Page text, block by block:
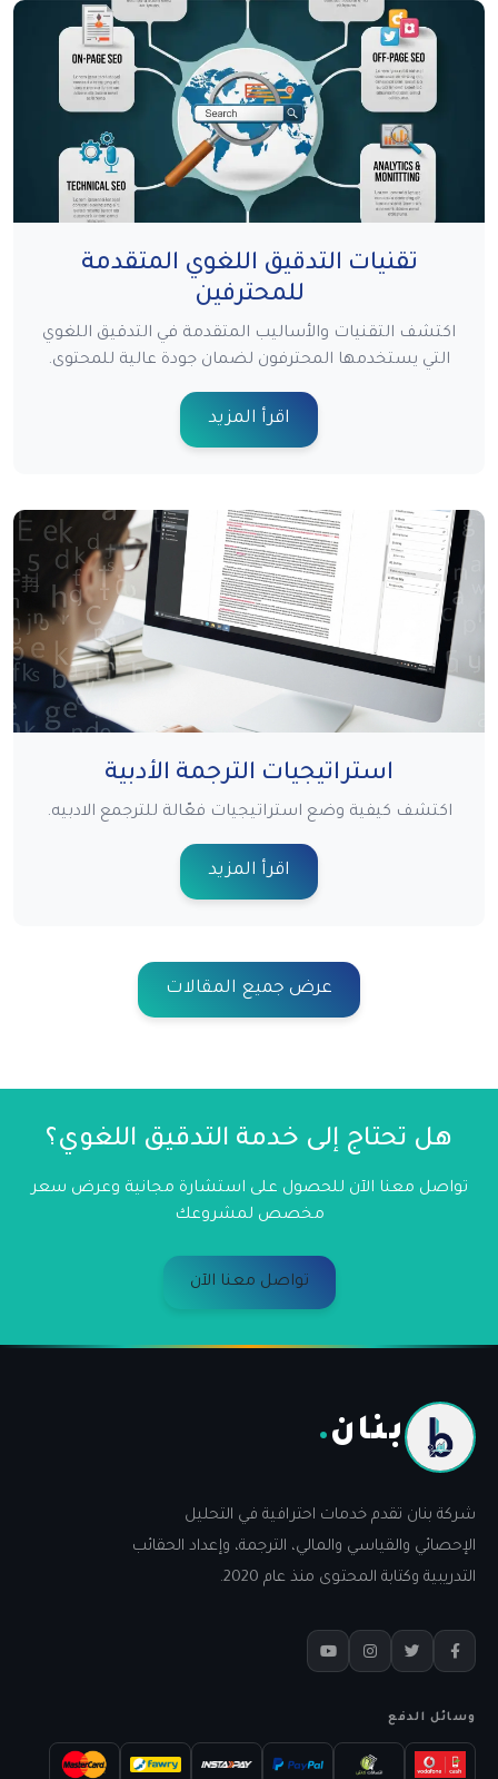
تقنيات التدقيق اللغوي المتقدمة
للمحترفين
اكتشف التقنيات والأساليب المتقدمة في التدقيق اللغوي
التي يستخدمها المحترفون لضمان جودة عالية للمحتوى.
اقرأ المزيد
استراتيجيات الترجمة الأدبية
اكتشف كيفية وضع استراتيجيات فعّالة للترجمع الادبيه.
اقرأ المزيد
عرض جميع المقالات
هل تحتاج إلى خدمة التدقيق اللغوي؟
تواصل معنا الآن للحصول على استشارة مجانية وعرض سعر
مخصص لمشروعك
تواصل معنا الآن
بنان.
شركة بنان تقدم خدمات احترافية في التحليل
الإحصائي والقياسي والمالي، الترجمة، وإعداد الحقائب
التدريبية وكتابة المحتوى منذ عام 2020.
وسائل الدفع